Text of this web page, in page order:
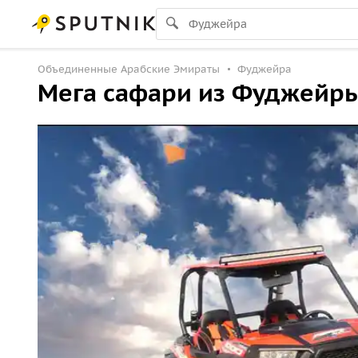
Объединенные Арабские Эмираты Фуджейра
Мега сафари из